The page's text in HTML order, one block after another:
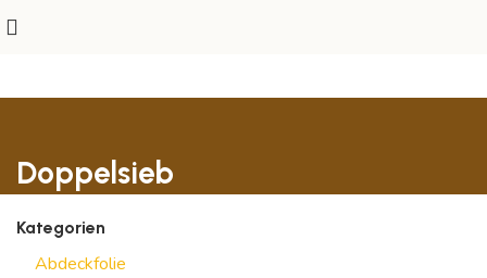
Doppelsieb
Kategorien
Abdeckfolie